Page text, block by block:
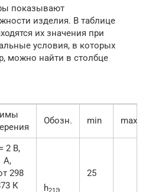
показывают
изделия. В таблице
их значения при
условия, в которых
можно найти в столбце
Обозн. min max
= 2 В,
A,
298
К
h
25